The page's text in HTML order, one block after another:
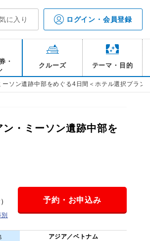
に入り ログイン・会員登録
・
クルーズ テーマ・目的
ソン遺跡中部をめぐる4日間＜ホテル選択プラン＞
・ミーソン遺跡中部を
予約・お申込み
アジア／ベトナム